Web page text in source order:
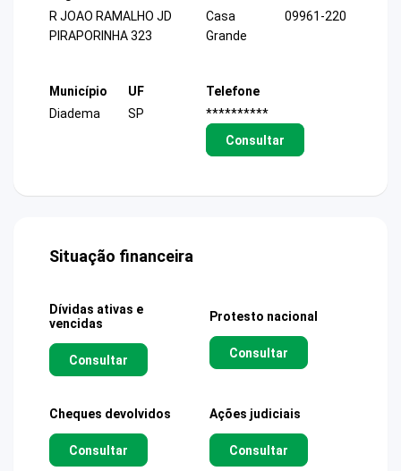
R JOAO RAMALHO JD
PIRAPORINHA 323
Casa
Grande
09961-220
Município
Diadema
UF
SP
Telefone
**********
Consultar
Situação financeira
Dívidas ativas e
vencidas
Consultar
Protesto nacional
Consultar
Cheques devolvidos
Consultar
Ações judiciais
Consultar